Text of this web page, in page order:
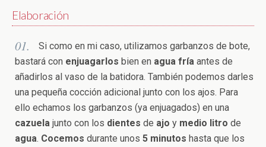
Elaboración
Si como en mi caso, utilizamos garbanzos de bote,
bastará con enjuagarlos bien en agua fría antes de
añadirlos al vaso de la batidora. También podemos darles
una pequeña cocción adicional junto con los ajos. Para
ello echamos los garbanzos (ya enjuagados) en una
cazuela junto con los dientes de ajo y medio litro de
agua. Cocemos durante unos 5 minutos hasta que los